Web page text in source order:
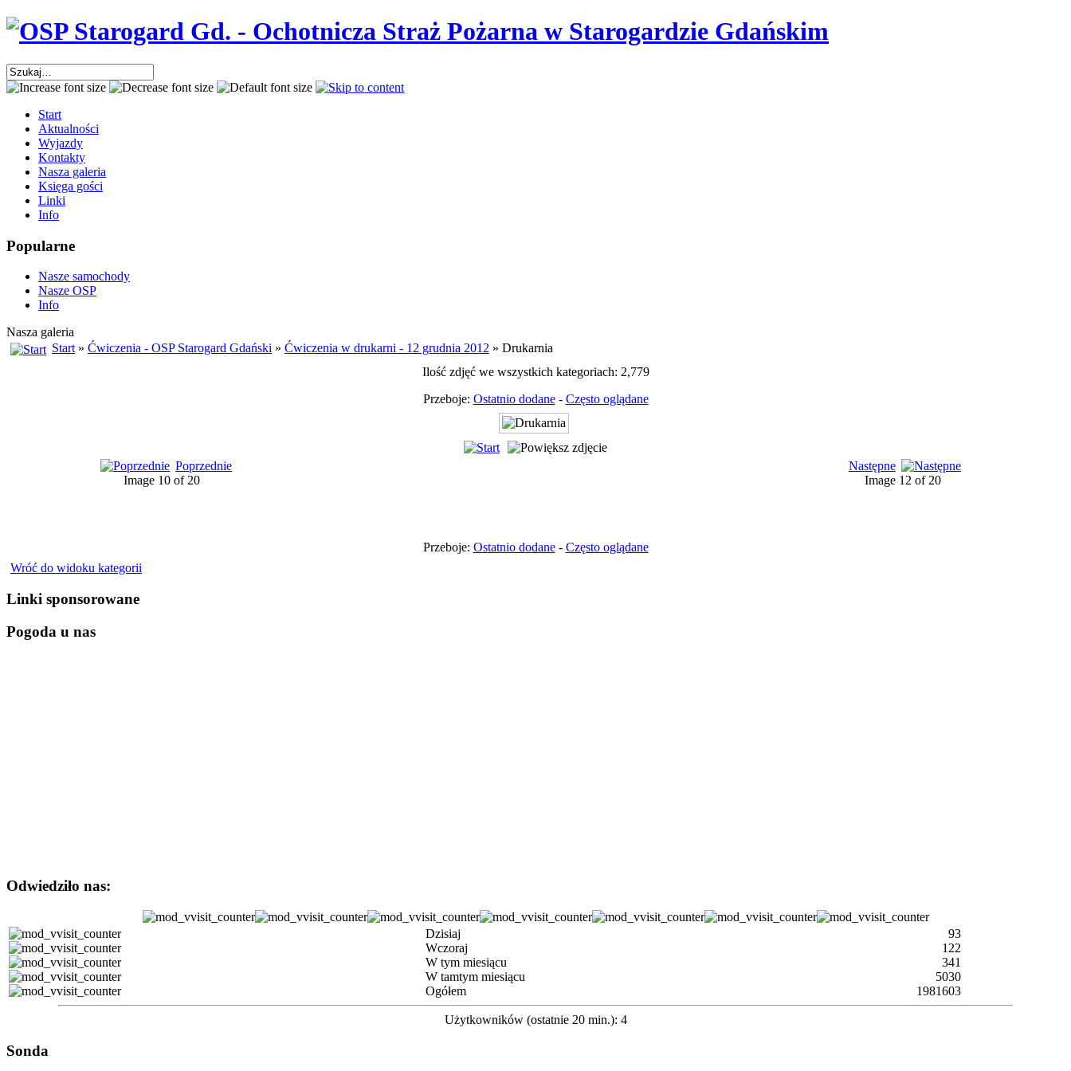
Start
Aktualności
Wyjazdy
Kontakty
Nasza galeria
Księga gości
Linki
Info
Popularne
Nasze samochody
Nasze OSP
Info
Nasza galeria
Start » Ćwiczenia - OSP Starogard Gdański » Ćwiczenia w drukarni - 12 grudnia 2012 » Drukarnia
Ilość zdjęć we wszystkich kategoriach: 2,779
Przeboje: Ostatnio dodane- Często oglądane
Poprzednie
Image 10 of 20
Następne
Image 12 of 20
Przeboje: Ostatnio dodane- Często oglądane
Wróć do widoku kategorii
Linki sponsorowane
Pogoda u nas
Odwiedziło nas:
Dzisiaj
93
Wczoraj
122
W tym miesiącu
341
W tamtym miesiącu
5030
Ogółem
1981603
Użytkowników (ostatnie 20 min.): 4
Sonda